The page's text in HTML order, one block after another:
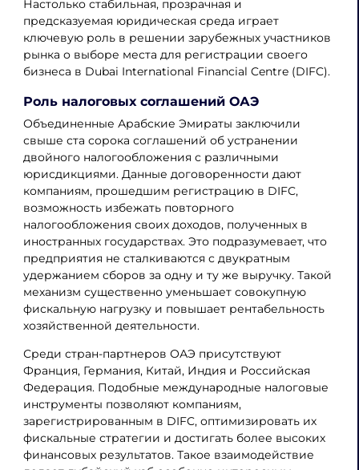
Настолько стабильная, прозрачная и
предсказуемая юридическая среда играет
ключевую роль в решении зарубежных участников
рынка о выборе места для регистрации своего
бизнеса в Dubai International Financial Centre (DIFC).
Роль налоговых соглашений ОАЭ
Объединенные Арабские Эмираты заключили
свыше ста сорока соглашений об устранении
двойного налогообложения с различными
юрисдикциями. Данные договоренности дают
компаниям, прошедшим регистрацию в DIFC,
возможность избежать повторного
налогообложения своих доходов, полученных в
иностранных государствах. Это подразумевает, что
предприятия не сталкиваются с двукратным
удержанием сборов за одну и ту же выручку. Такой
механизм существенно уменьшает совокупную
фискальную нагрузку и повышает рентабельность
хозяйственной деятельности.
Среди стран-партнеров ОАЭ присутствуют
Франция, Германия, Китай, Индия и Российская
Федерация. Подобные международные налоговые
инструменты позволяют компаниям,
зарегистрированным в DIFC, оптимизировать их
фискальные стратегии и достигать более высоких
финансовых результатов. Такое взаимодействие